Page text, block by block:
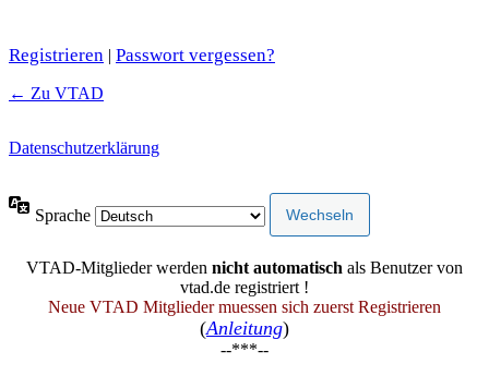
Registrieren | Passwort vergessen?
← Zu VTAD
Datenschutzerklärung
Sprache
VTAD-Mitglieder werden nicht automatisch als Benutzer von
vtad.de registriert !
Neue VTAD Mitglieder muessen sich zuerst Registrieren
(Anleitung)
--***--